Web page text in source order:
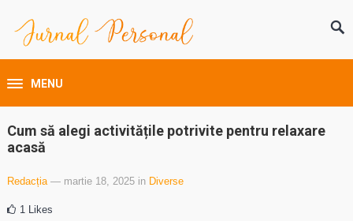
MENU
Cum să alegi activitățile potrivite pentru relaxare
acasă
Redacția — martie 18, 2025 in Diverse
1 Likes